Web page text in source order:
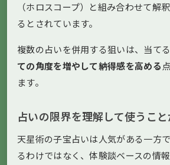
（ホロスコープ）と組み合わせて解
るとされています。
複数の占いを併用する狙いは、当てる
ての角度を増やして納得感を高める
ます。
占いの限界を理解して使うこ
天星術の子宝占いは人気がある一方
るわけではなく、体験談ベースの情